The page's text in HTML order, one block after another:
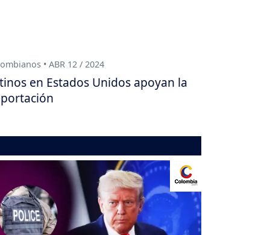
• ABR 12 / 2024
en Estados Unidos apoyan la